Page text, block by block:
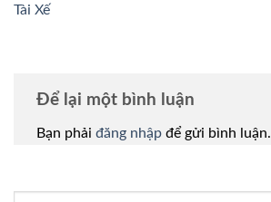
Tài Xế
Để lại một bình luận
Bạn phải đăng nhập để gửi bình luận.